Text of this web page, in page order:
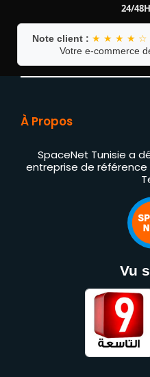
24/48H
Note client : ★ ★ ★ ★ ☆
Votre e-commerce
À Propos
SpaceNet Tunisie a
entreprise de
Vu